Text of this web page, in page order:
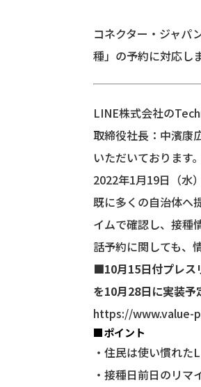
コネクター・ジャパ
種」の予約に対応し
LINE株式会社の
取締役社長：中濱康
いただいております
2022年1月19日（水
既に多くの自治体へ
イムで確認し、接種
話予約に関しても、
■10月15日付プレス
を10月28日に実装予
https://www.value-
■ポイント
・住民は使い慣れた
・接種日前日のリマ